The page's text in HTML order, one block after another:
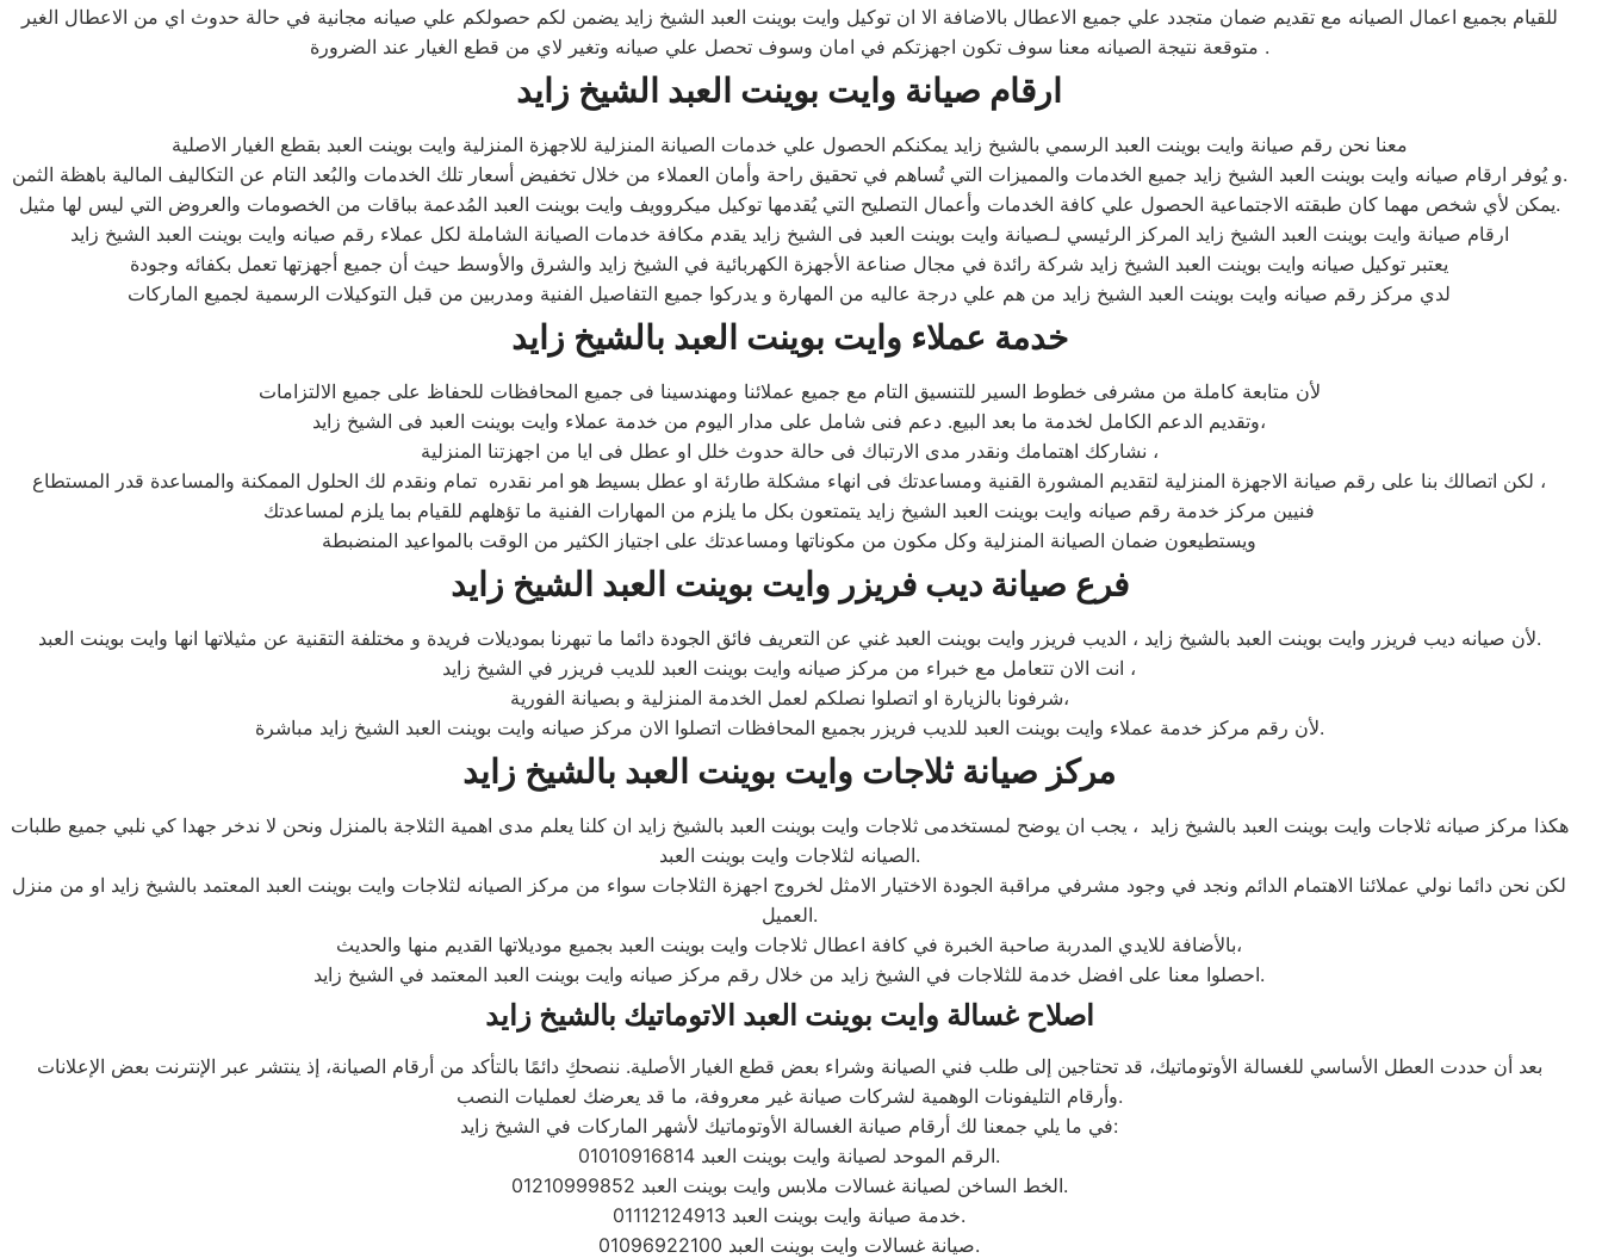
للقيام بجميع اعمال الصيانه مع تقديم ضمان متجدد علي جميع الاعطال بالاضافة الا ان توكيل وايت بوينت العبد الشيخ زايد يضمن لكم حصولكم علي صيانه مجانية في حالة حدوث اي من الاعطال الغير
متوقعة نتيجة الصيانه معنا سوف تكون اجهزتكم في امان وسوف تحصل علي صيانه وتغير لاي من قطع الغيار عند الضرورة .
ارقام صيانة وايت بوينت العبد الشيخ زايد
معنا نحن رقم صيانة وايت بوينت العبد الرسمي بالشيخ زايد يمكنكم الحصول علي خدمات الصيانة المنزلية للاجهزة المنزلية وايت بوينت العبد بقطع الغيار الاصلية
و يُوفر ارقام صيانه وايت بوينت العبد الشيخ زايد جميع الخدمات والمميزات التي تُساهم في تحقيق راحة وأمان العملاء من خلال تخفيض أسعار تلك الخدمات والبُعد التام عن التكاليف المالية باهظة الثمن.
يمكن لأي شخص مهما كان طبقته الاجتماعية الحصول علي كافة الخدمات وأعمال التصليح التي يُقدمها توكيل ميكروويف وايت بوينت العبد المُدعمة بباقات من الخصومات والعروض التي ليس لها مثيل.
ارقام صيانة وايت بوينت العبد الشيخ زايد المركز الرئيسي لـصيانة وايت بوينت العبد فى الشيخ زايد يقدم مكافة خدمات الصيانة الشاملة لكل عملاء رقم صيانه وايت بوينت العبد الشيخ زايد
يعتبر توكيل صيانه وايت بوينت العبد الشيخ زايد شركة رائدة في مجال صناعة الأجهزة الكهربائية في الشيخ زايد والشرق والأوسط حيث أن جميع أجهزتها تعمل بكفائه وجودة
لدي مركز رقم صيانه وايت بوينت العبد الشيخ زايد من هم علي درجة عاليه من المهارة و يدركوا جميع التفاصيل الفنية ومدربين من قبل التوكيلات الرسمية لجميع الماركات
خدمة عملاء وايت بوينت العبد بالشيخ زايد
لأن متابعة كاملة من مشرفى خطوط السير للتنسيق التام مع جميع عملائنا ومهندسينا فى جميع المحافظات للحفاظ على جميع الالتزامات
وتقديم الدعم الكامل لخدمة ما بعد البيع. دعم فنى شامل على مدار اليوم من خدمة عملاء وايت بوينت العبد فى الشيخ زايد،
نشاركك اهتمامك ونقدر مدى الارتباك فى حالة حدوث خلل او عطل فى ايا من اجهزتنا المنزلية ،
لكن اتصالك بنا على رقم صيانة الاجهزة المنزلية لتقديم المشورة القنية ومساعدتك فى انهاء مشكلة طارئة او عطل بسيط هو امر نقدره تمام ونقدم لك الحلول الممكنة والمساعدة قدر المستطاع ،
فنيين مركز خدمة رقم صيانه وايت بوينت العبد الشيخ زايد يتمتعون بكل ما يلزم من المهارات الفنية ما تؤهلهم للقيام بما يلزم لمساعدتك
ويستطيعون ضمان الصيانة المنزلية وكل مكون من مكوناتها ومساعدتك على اجتياز الكثير من الوقت بالمواعيد المنضبطة
فرع صيانة ديب فريزر وايت بوينت العبد الشيخ زايد
لأن صيانه ديب فريزر وايت بوينت العبد بالشيخ زايد ، الديب فريزر وايت بوينت العبد غني عن التعريف فائق الجودة دائما ما تبهرنا بموديلات فريدة و مختلفة التقنية عن مثيلاتها انها وايت بوينت العبد.
انت الان تتعامل مع خبراء من مركز صيانه وايت بوينت العبد للديب فريزر في الشيخ زايد ،
شرفونا بالزيارة او اتصلوا نصلكم لعمل الخدمة المنزلية و بصيانة الفورية،
لأن رقم مركز خدمة عملاء وايت بوينت العبد للديب فريزر بجميع المحافظات اتصلوا الان مركز صيانه وايت بوينت العبد الشيخ زايد مباشرة.
مركز صيانة ثلاجات وايت بوينت العبد بالشيخ زايد
هكذا مركز صيانه ثلاجات وايت بوينت العبد بالشيخ زايد ، يجب ان يوضح لمستخدمى ثلاجات وايت بوينت العبد بالشيخ زايد ان كلنا يعلم مدى اهمية الثلاجة بالمنزل ونحن لا ندخر جهدا كي نلبي جميع طلبات
الصيانه لثلاجات وايت بوينت العبد.
لكن نحن دائما نولي عملائنا الاهتمام الدائم ونجد في وجود مشرفي مراقبة الجودة الاختيار الامثل لخروج اجهزة الثلاجات سواء من مركز الصيانه لثلاجات وايت بوينت العبد المعتمد بالشيخ زايد او من منزل
العميل.
بالأضافة للايدي المدربة صاحبة الخبرة في كافة اعطال ثلاجات وايت بوينت العبد بجميع موديلاتها القديم منها والحديث،
احصلوا معنا على افضل خدمة للثلاجات في الشيخ زايد من خلال رقم مركز صيانه وايت بوينت العبد المعتمد في الشيخ زايد.
اصلاح غسالة وايت بوينت العبد الاتوماتيك بالشيخ زايد
بعد أن حددت العطل الأساسي للغسالة الأوتوماتيك، قد تحتاجين إلى طلب فني الصيانة وشراء بعض قطع الغيار الأصلية. ننصحكِ دائمًا بالتأكد من أرقام الصيانة، إذ ينتشر عبر الإنترنت بعض الإعلانات
وأرقام التليفونات الوهمية لشركات صيانة غير معروفة، ما قد يعرضك لعمليات النصب.
في ما يلي جمعنا لك أرقام صيانة الغسالة الأوتوماتيك لأشهر الماركات في الشيخ زايد:
الرقم الموحد لصيانة وايت بوينت العبد 01010916814.
الخط الساخن لصيانة غسالات ملابس وايت بوينت العبد 01210999852.
خدمة صيانة وايت بوينت العبد 01112124913.
صيانة غسالات وايت بوينت العبد 01096922100.